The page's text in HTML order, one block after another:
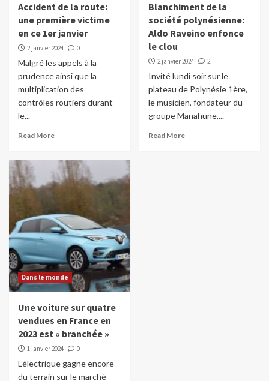
Accident de la route:
une première victime
en ce 1er janvier
2 janvier 2024 0
Malgré les appels à la
prudence ainsi que la
multiplication des
contrôles routiers durant
le...
Read More
Blanchiment de la
société polynésienne:
Aldo Raveino enfonce
le clou
2 janvier 2024 2
Invité lundi soir sur le
plateau de Polynésie 1ère,
le musicien, fondateur du
groupe Manahune,...
Read More
Dans le monde
Une voiture sur quatre
vendues en France en
2023 est « branchée »
1 janvier 2024 0
L’électrique gagne encore
du terrain sur le marché